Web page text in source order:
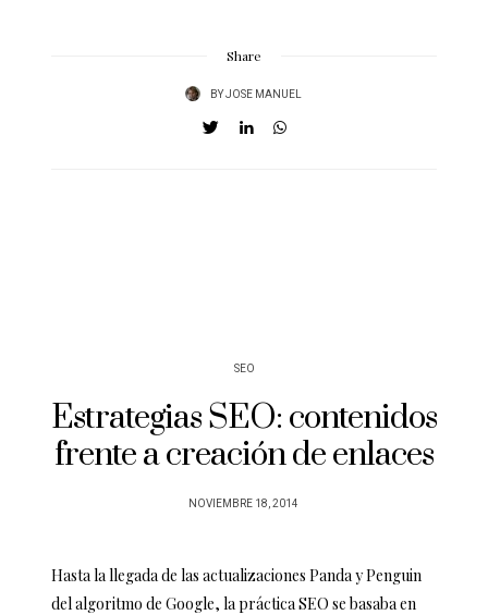
Share
BYJOSE MANUEL
SEO
Estrategias SEO: contenidos
frente a creación de enlaces
POSTED
NOVIEMBRE 18, 2014
Hasta la llegada de las actualizaciones Panda y Penguin
del algoritmo de Google, la práctica SEO se basaba en